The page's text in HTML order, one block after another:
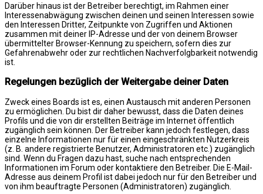
Darüber hinaus ist der Betreiber berechtigt, im Rahmen einer
Interessenabwägung zwischen deinen und seinen Interessen sowie
den Interessen Dritter, Zeitpunkte von Zugriffen und Aktionen
zusammen mit deiner IP-Adresse und der von deinem Browser
übermittelter Browser-Kennung zu speichern, sofern dies zur
Gefahrenabwehr oder zur rechtlichen Nachverfolgbarkeit notwendig
ist.
Regelungen bezüglich der Weitergabe deiner Daten
Zweck eines Boards ist es, einen Austausch mit anderen Personen
zu ermöglichen. Du bist dir daher bewusst, dass die Daten deines
Profils und die von dir erstellten Beiträge im Internet öffentlich
zugänglich sein können. Der Betreiber kann jedoch festlegen, dass
einzelne Informationen nur für einen eingeschränkten Nutzerkreis
(z. B. andere registrierte Benutzer, Administratoren etc.) zugänglich
sind. Wenn du Fragen dazu hast, suche nach entsprechenden
Informationen im Forum oder kontaktiere den Betreiber. Die E-Mail-
Adresse aus deinem Profil ist dabei jedoch nur für den Betreiber und
von ihm beauftragte Personen (Administratoren) zugänglich.